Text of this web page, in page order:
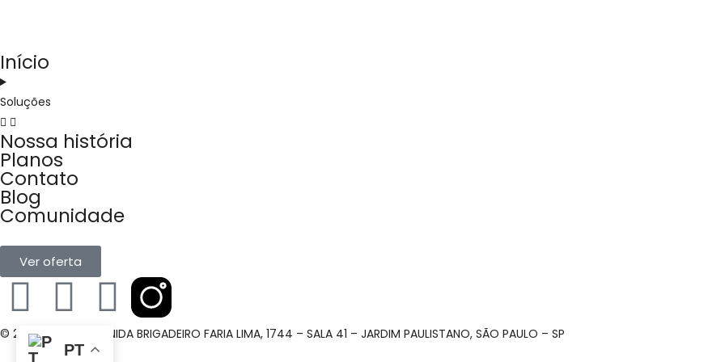
PT
Início
Soluções
Nossa história
Planos
Contato
Blog
Comunidade
Ver oferta
© 2024 Jusfy – AVENIDA BRIGADEIRO FARIA LIMA, 1744 – SALA 41 – JARDIM PAULISTANO, SÃO PAULO – SP